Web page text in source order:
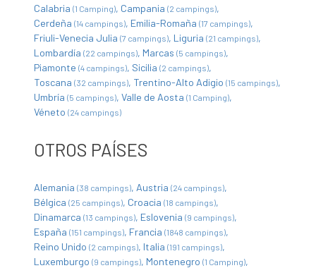
Calabria (1 Camping) Campania (2 campings)
Cerdeña (14 campings) Emilia-Romaña (17 campings)
Friuli-Venecia Julia (7 campings) Liguria (21 campings)
Lombardía (22 campings) Marcas (5 campings)
Piamonte (4 campings) Sicilia (2 campings)
Toscana (32 campings) Trentino-Alto Adigio (15 campings)
Umbría (5 campings) Valle de Aosta (1 Camping)
Véneto (24 campings)
OTROS PAÍSES
Alemania (38 campings) Austria (24 campings)
Bélgica (25 campings) Croacia (18 campings)
Dinamarca (13 campings) Eslovenia (9 campings)
España (151 campings) Francia (1848 campings)
Reino Unido (2 campings) Italia (191 campings)
Luxemburgo (9 campings) Montenegro (1 Camping)